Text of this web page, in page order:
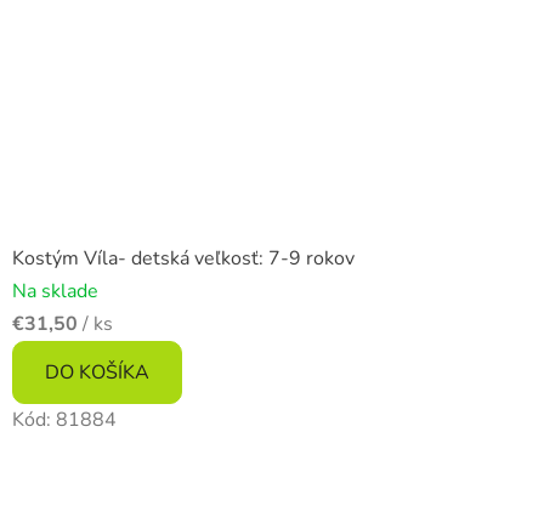
Kostým Víla- detská veľkosť: 7-9 rokov
Na sklade
€31,50 / ks
DO KOŠÍKA
Kód: 81884